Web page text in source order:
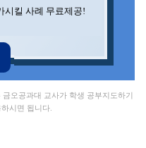
항공과대
시킬 사례 무료제공!
오공과대 교사가 학생 공부지도하기
시면 됩니다.